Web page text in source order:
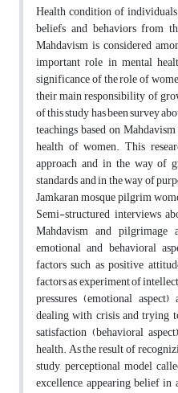
Health condition of
beliefs and behaviors from
Mahdavism is considered
important role in mental
significance of the role of
their main responsibility of
of this study has been survey
teachings based on
health of women. This
approach and in the way of
standards and in the way of
Jamkaran mosque pilgrim
Semi-structured interviews
Mahdavism and
emotional and behavioral
factors such as positive
factors as experiment of
pressures (emotional
dealing with crisis and trying
satisfaction (behavioral
health. As the result of
study, perceptional model
excellence, appearing belief